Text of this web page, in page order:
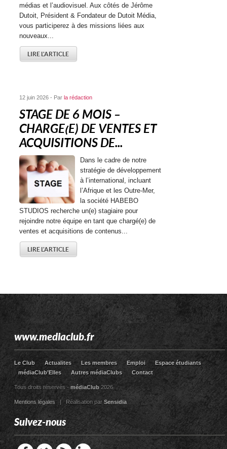
médias et l’audiovisuel. Aux côtés de Jérôme
Dutoit, Président & Fondateur de Dutoit Média,
vous participerez à des missions liées aux
nouveaux...
LIRE L'ARTICLE
12 juin 2026 - Par la rédaction
STAGE DE 6 MOIS –
CHARGE(E) DE VENTES ET
ACQUISITIONS DE...
Dans le cadre de notre
stratégie de développement
à l’international, incluant
l’Afrique et les Outre-Mer,
la société HABEBO
STUDIOS recherche un(e) stagiaire pour
rejoindre notre équipe en tant que chargé(e) de
ventes et acquisitions de contenus...
LIRE L'ARTICLE
www.mediaclub.fr
Le Club Actualites Les membres Emploi
Espace étudiants
médiaClub’Elles
Autres médiaClubs Contact
Tous droits réservés -médiaClub 2026
Mentions légales| Réalisation parSensidia
Suivez-nous